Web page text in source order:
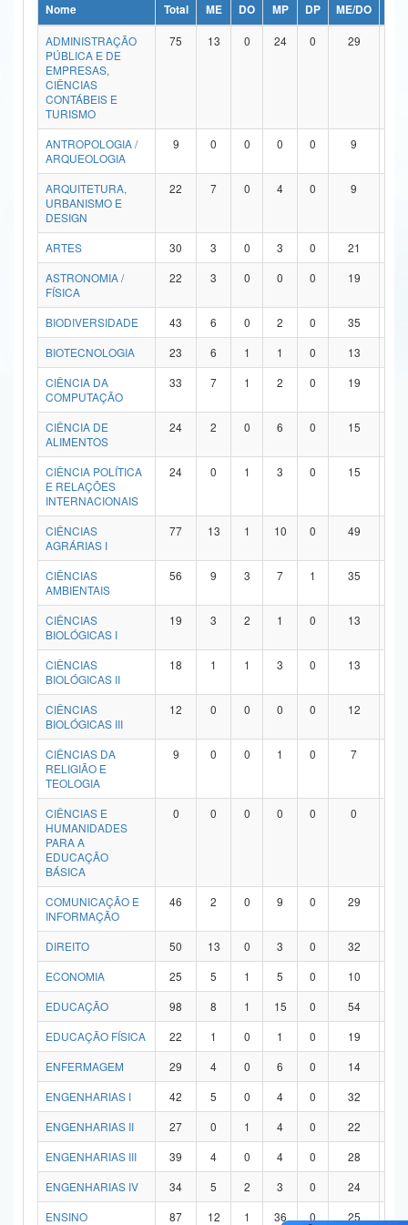
Ministério da Ciência, Tecnologia, Inovações e Comunicações
Ministério do Meio Ambiente
Ministério do Turismo
Ministério do Desenvolvimento Regional
Controladoria-Geral da União
Ministério da Mulher, da Família e dos Direitos Humanos
Secretaria de Governo
Advocacia-Geral da União
Banco Central do Brasil
Nome Total ME DO MP DP ME/DO
ADMINISTRAÇÃO
PÚBLICA E DE
EMPRESAS,
CIÊNCIAS
CONTÁBEIS E
TURISMO
75 13 0 24 0 29
ANTROPOLOGIA /
ARQUEOLOGIA
9 0 0 0 0 9
ARQUITETURA,
URBANISMO E
DESIGN
22 7 0 4 0 9
ARTES 30 3 0 3 0 21
ASTRONOMIA /
FÍSICA
22 3 0 0 0 19
BIODIVERSIDADE 43 6 0 2 0 35
BIOTECNOLOGIA
23 6 1 1 0 13
CIÊNCIA DA
COMPUTAÇÃO
33 7 1 2 0 19
CIÊNCIA DE
ALIMENTOS
24 2 0 6 0 15
CIÊNCIA POLÍTICA
E RELAÇÕES
INTERNACIONAIS
24 0 1 3 0 15
CIÊNCIAS
AGRÁRIAS I
77 13 1 10 0 49
CIÊNCIAS
AMBIENTAIS
56 9 3 7 1 35
CIÊNCIAS
BIOLÓGICAS I
19 3 2 1 0 13
CIÊNCIAS
BIOLÓGICAS II
18 1 1 3 0 13
CIÊNCIAS
BIOLÓGICAS III
12 0 0 0 0 12
CIÊNCIAS DA
RELIGIÃO E
TEOLOGIA
9 0 0 1 0 7
CIÊNCIAS E
HUMANIDADES
PARA A
EDUCAÇÃO
BÁSICA
0 0 0 0 0 0
COMUNICAÇÃO E
INFORMAÇÃO
46 2 0 9 0 29
DIREITO 50 13 0 3 0 32
ECONOMIA
25 5 1 5 0 10
EDUCAÇÃO
98 8 1 15 0 54
EDUCAÇÃO FÍSICA
22 1 0 1 0 19
ENFERMAGEM
29 4 0 6 0 14
ENGENHARIAS I
42 5 0 4 0 32
ENGENHARIAS II
27 0 1 4 0 22
ENGENHARIAS III
39 4 0 4 0 28
ENGENHARIAS IV
34 5 2 3 0 24
ENSINO
87 12 1 36 0 25